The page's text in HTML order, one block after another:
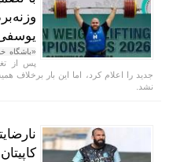
«باشگاه
پس از
جدید را اعلام کرد، اما این بار برخلاف
نشد.